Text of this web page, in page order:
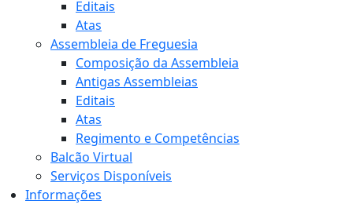
Editais
Atas
Assembleia de Freguesia
Composição da Assembleia
Antigas Assembleias
Editais
Atas
Regimento e Competências
Balcão Virtual
Serviços Disponíveis
Informações